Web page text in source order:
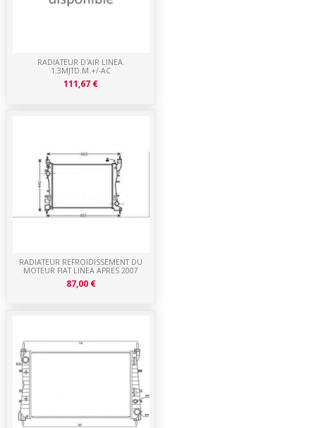
RADIATEUR REFROIDISSEMENT DU
MOTEUR FIAT LINEA APRES 2007
87,00 €
RADIATEUR D'AIR LINEA.
1.3MJTD.M.+/-AC
111,67 €